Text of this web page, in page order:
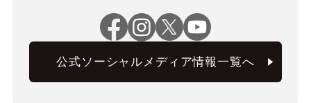
公式ソーシャルメディア情報一覧へ